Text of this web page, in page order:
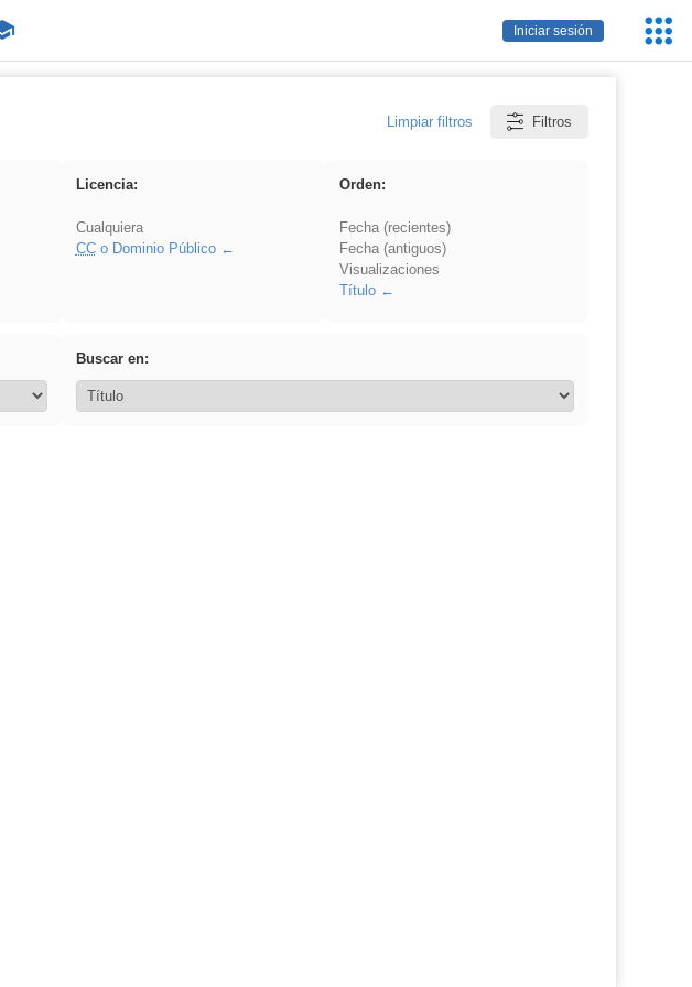
Iniciar sesión
Limpiar filtros Filtros
Licencia:
Cualquiera
CCo Dominio Público
Orden:
Fecha (recientes)
Fecha (antiguos)
Visualizaciones
Título
Buscar en: